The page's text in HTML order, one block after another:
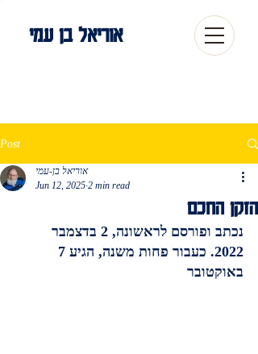
אוריאל בן עמי
Post
הזקן החכם
אוריאל בן-עמי
Jun 12, 2025 2 min read
נכתב ופורסם לראשונה, 2 בדצמבר
באוקטובר